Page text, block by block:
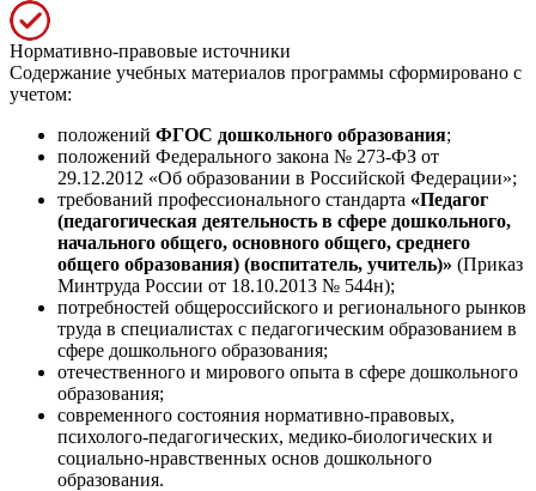
Нормативно-правовые источники
Содержание учебных материалов программы сформировано с
учетом:
положений ФГОС дошкольного образования;
положений Федерального закона № 273-ФЗ от
29.12.2012 «Об образовании в Российской Федерации»;
требований профессионального стандарта «Педагог
(педагогическая деятельность в сфере дошкольного,
начального общего, основного общего, среднего
общего образования) (воспитатель, учитель)» (Приказ
Минтруда России от 18.10.2013 № 544н);
потребностей общероссийского и регионального рынков
труда в специалистах с педагогическим образованием в
сфере дошкольного образования;
отечественного и мирового опыта в сфере дошкольного
образования;
современного состояния нормативно-правовых,
психолого-педагогических, медико-биологических и
социально-нравственных основ дошкольного
образования.